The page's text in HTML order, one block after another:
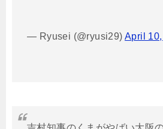
— Ryusei (@ryusi29) April